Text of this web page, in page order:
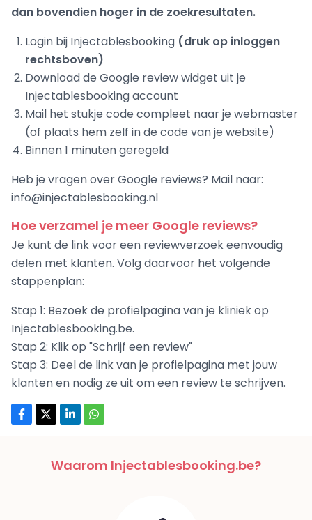
dan bovendien hoger in de zoekresultaten.
Login bij Injectablesbooking (druk op inloggen
rechtsboven)
Download de Google review widget uit je
Injectablesbooking account
Mail het stukje code compleet naar je webmaster
(of plaats hem zelf in de code van je website)
Binnen 1 minuten geregeld
Heb je vragen over Google reviews? Mail naar:
info@injectablesbooking.nl
Hoe verzamel je meer Google reviews?
Je kunt de link voor een reviewverzoek eenvoudig
delen met klanten. Volg daarvoor het volgende
stappenplan:
Stap 1: Bezoek de profielpagina van je kliniek op
Injectablesbooking.be.
Stap 2: Klik op "Schrijf een review"
Stap 3: Deel de link van je profielpagina met jouw
klanten en nodig ze uit om een review te schrijven.
Waarom Injectablesbooking.be?